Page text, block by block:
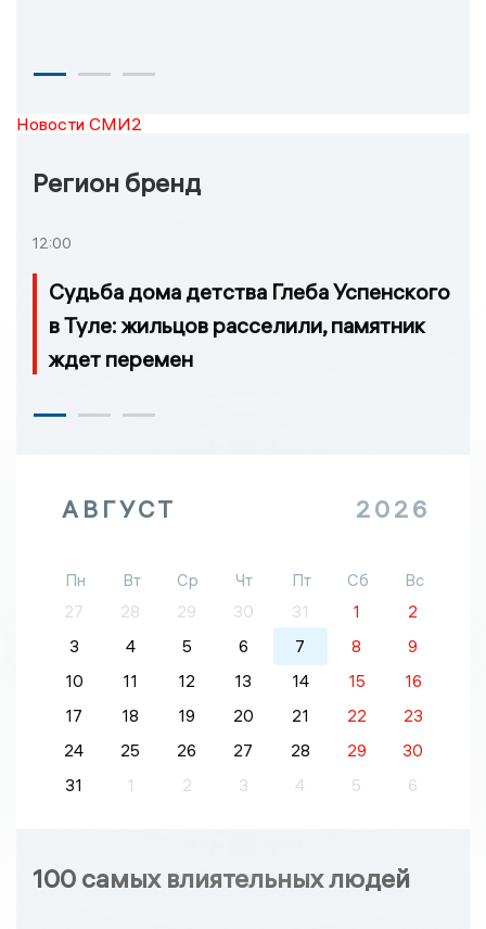
Новости СМИ2
Регион бренд
12:00
Судьба дома детства Глеба Успенского
в Туле: жильцов расселили, памятник
ждет перемен
АВГУСТ 2026
Пн Вт Ср Чт Пт Сб
Вс
27
28 29 30 31 1
2
3
4 5 6 7 8
9
10
11 12 13 14 15
16
17
18 19 20 21 22
23
24
25 26 27 28 29
30
31
1 2 3 4 5 6
100 самых влиятельных людей